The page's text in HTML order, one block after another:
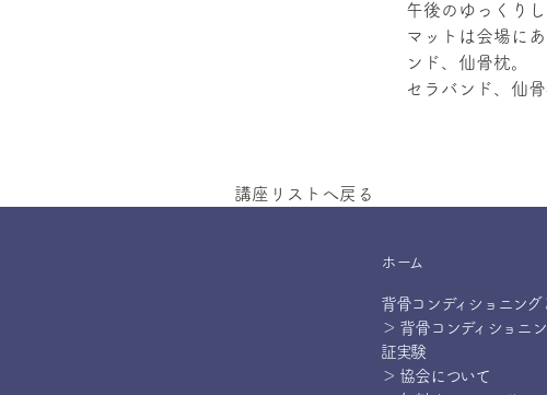
午後のゆっくり
マットは会場に
ンド、仙骨枕。
セラバンド、仙
講座リストへ戻る
ホーム
背骨コンディショニング
＞ 背骨コンディショニ
証実験
＞ 協会について